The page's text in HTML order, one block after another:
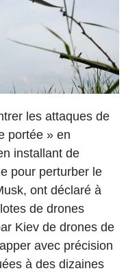
les attaques de
portée » en
installant de
pour perturber le
ont déclaré à
de drones
Kiev de drones de
avec précision
à des dizaines